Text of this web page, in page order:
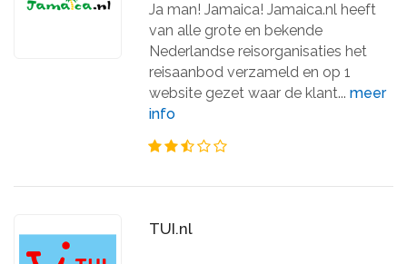
Ja man! Jamaica! Jamaica.nl heeft
van alle grote en bekende
Nederlandse reisorganisaties het
reisaanbod verzameld en op 1
website gezet waar de klant...meer
info
TUI.nl